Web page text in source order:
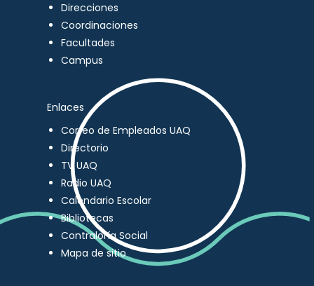
Direcciones
Coordinaciones
Facultades
Campus
Enlaces
Correo de Empleados UAQ
Directorio
TV UAQ
Radio UAQ
Calendario Escolar
Bibliotecas
Contraloría Social
Mapa de sitio